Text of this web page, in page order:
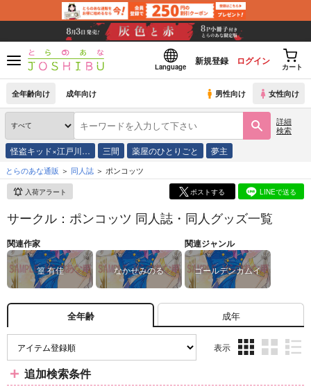
Language
新規登録 ログイン
カート
全年齢向け 成年向け 男性向け 女性向け
詳細
検索
怪盗キッド×江戸川… 三間 薬屋のひとりごと 夢主
とらのあな通販 同人誌 ポンコッツ
入荷アラート ポストする LINEで送る
サークル：ポンコッツ 同人誌・同人グッズ一覧
関連作家
篁 有佳 なかせみのる
関連ジャンル
ゴールデンカムイ
全年齢 成年
表示
ム
ム
ム
追加検索条件